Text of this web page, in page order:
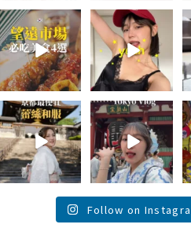
20
\🇰🇷韓國望遠市
場4家必吃美食
😋/
💭留言「望遠市
場」傳地址給
你...
342
59
summer
outfit⋆.˚✮🎧
✮˚.⋆
夏日穿搭最需要
單品！...
755
43
💭留言「蕾絲」
傳預約🔗給你！
\🇯🇵京都最便宜
蕾絲和服推
薦！/ ...
100
\💭留言「PGC」
傳預約🔗給你 /
Tokyo birthday
trip 🫧...
121
38
Follow on